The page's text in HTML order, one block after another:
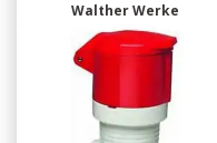
Walther Werke